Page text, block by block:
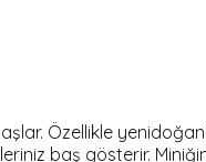
Özellikle
baş gösterir.